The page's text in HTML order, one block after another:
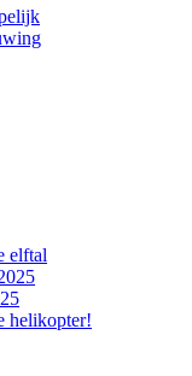
elftal
helikopter!